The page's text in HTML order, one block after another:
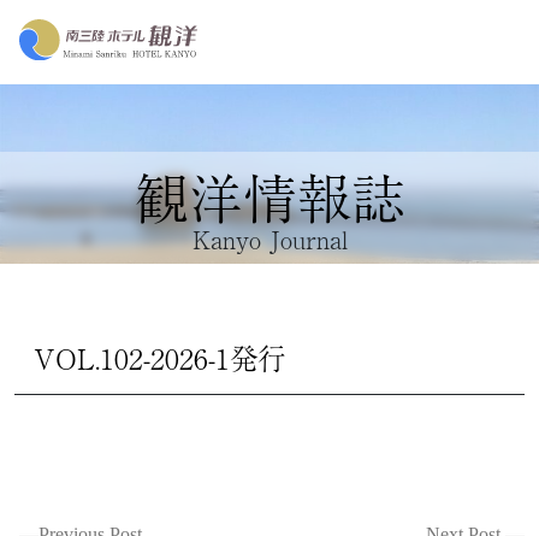
観洋情報誌
Kanyo Journal
VOL.102-2026-1発行